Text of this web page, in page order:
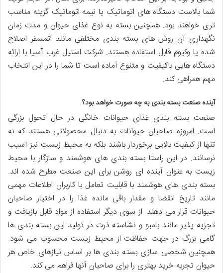
شما بالاست دستگاه های اتوماتیک یا نیمه اتوماتیک گزینه مناسب
تری خواهند بود. همچنین بسته به نوع غذای حیوان و مدت زمان
نگهداری آن روش های بسته بندی مختلفی مانند اتمسفر اصلاح
شده یا وکیوم قابل استفاده هستند. شرکت استیل غرب آسیا با ارائه
دستگاه هایی باکیفیت و متنوع آماده است تا شما را در این انتخاب
مهم همراهی کند.
آینده صنعت بسته بندی به چه صورت خواهد بود؟
صنعت بسته بندی غذای حیوانات خانگی در حال تحول بزرگی
است. امروزه صاحبان حیوانات به دنبال محصولاتی هستند که نه
تنها از کیفیت بالایی برخوردار باشند بلکه به محیط زیست نیز آسیب
نرسانند. در این راستا بسته بندی های هوشمند و سازگار با محیط
زیست به عنوان آینده ای روشن برای این صنعت مطرح شده اند.
بسته بندی های هوشمند با قابلیت تعامل با کاربران اطلاعات مهمی
مانند تاریخ انقضا و مقدار باقی مانده غذا را در اختیار صاحبان
حیوانات قرار می دهند. از سوی دیگر استفاده از مواد قابل بازیافت و
تجزیه پذیر مانند بامبو و نشاسته ذرت در تولید این بسته بندی ها
گامی بزرگ در جهت حفاظت از محیط زیست محسوب می شود.
همچنین شخصی سازی بسته بندی ها بر اساس نیازهای خاص هر
حیوان تجربه خرید بهتری را برای صاحبان آنها فراهم می کند.